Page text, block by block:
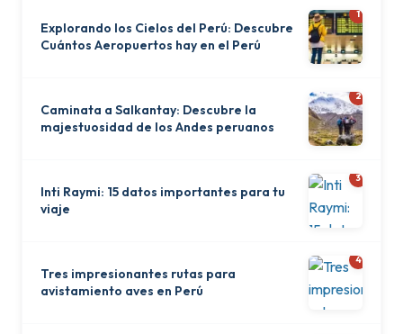
Explorando los Cielos del Perú: Descubre
Cuántos Aeropuertos hay en el Perú
1
Caminata a Salkantay: Descubre la
majestuosidad de los Andes peruanos
2
Inti Raymi: 15 datos importantes para tu
viaje
3
Tres impresionantes rutas para
avistamiento aves en Perú
4